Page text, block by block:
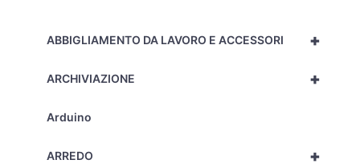
+
ABBIGLIAMENTO DA LAVORO E ACCESSORI
+
ARCHIVIAZIONE
Arduino
+
ARREDO
C92C22375